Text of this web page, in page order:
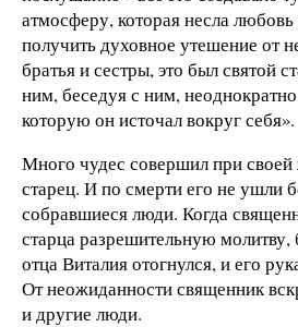
атмосферу, которая несла любовь
получить духовное утешение от
братья и сестры, это был святой
ним, беседуя с ним, неоднократно
которую он источал вокруг себя».
Много чудес совершил при
старец. И по смерти его не ушли
собравшиеся люди. Когда
старца разрешительную
отца Виталия отогнулся, и его
От неожиданности священник
и другие люди.